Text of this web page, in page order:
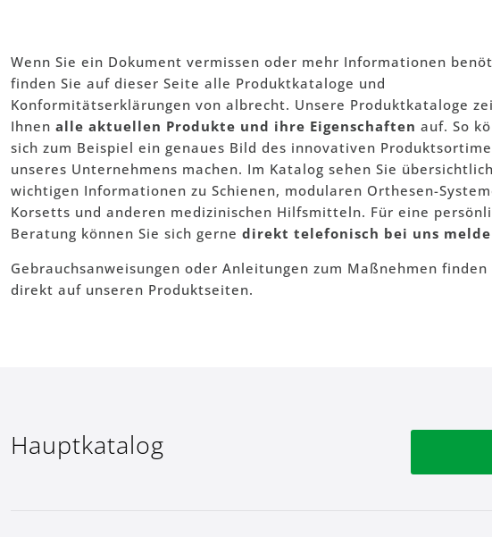
Wenn Sie ein Dokument vermissen oder mehr Informationen
finden Sie auf dieser Seite alle Produktkataloge und
Konformitätserklärungen von albrecht. Unsere Produktkataloge
Ihnen alle aktuellen Produkte und ihre Eigenschaften auf. So
sich zum Beispiel ein genaues Bild des innovativen
unseres Unternehmens machen. Im Katalog sehen Sie
wichtigen Informationen zu Schienen, modularen Orthesen-
Korsetts und anderen medizinischen Hilfsmitteln. Für eine
Beratung können Sie sich gerne direkt telefonisch bei uns
Gebrauchsanweisungen oder Anleitungen zum Maßnehmen finden
direkt auf unseren Produktseiten.
Hauptkatalog